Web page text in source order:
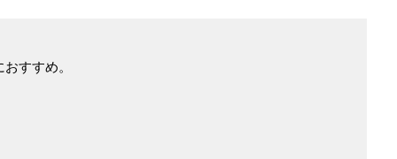
すすめ。